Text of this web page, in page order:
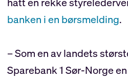
banken i en børsmelding.
– Som en av landets
Sparebank 1 Sør-Norge